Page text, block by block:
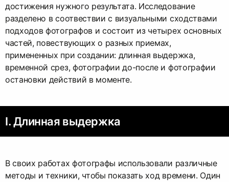
достижения нужного результата. Исследование
разделено в соотвествии с визуальными сходствами
подходов фотографов и состоит из четырех основных
частей, повествующих о разных приемах,
примененных при создании: длинная выдержка,
временной срез, фотографии до-после и фотографии
остановки действий в моменте.
I. Длинная выдержка
В своих работах фотографы использовали различные
методы и техники, чтобы показать ход времени. Один